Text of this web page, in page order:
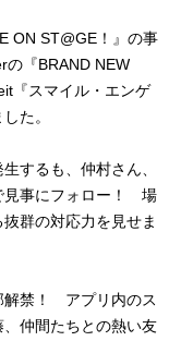
ON ST@GE！』の事
の『BRAND NEW
『スマイル・エンゲ
た。
するも、仲村さん、
見事にフォロー！ 場
群の対応力を見せま
解禁！ アプリ内のス
、仲間たちとの熱い友